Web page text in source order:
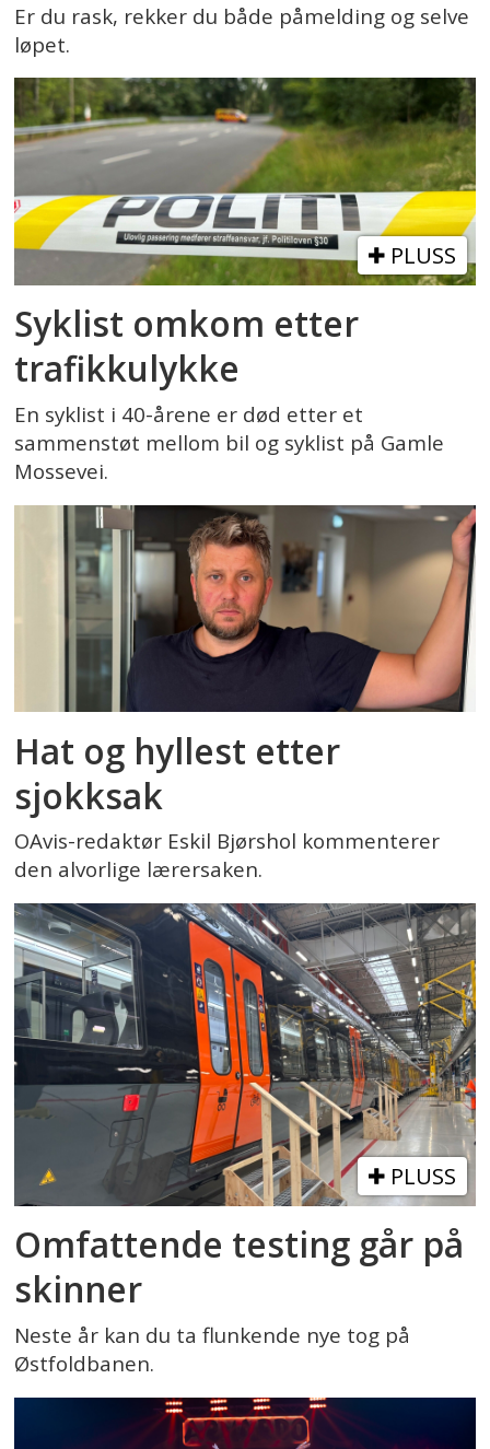
Er du rask, rekker du både påmelding og selve
løpet.
PLUSS
Syklist omkom etter
trafikkulykke
En syklist i 40-årene er død etter et
sammenstøt mellom bil og syklist på Gamle
Mossevei.
Hat og hyllest etter
sjokksak
OAvis-redaktør Eskil Bjørshol kommenterer
den alvorlige lærersaken.
PLUSS
Omfattende testing går på
skinner
Neste år kan du ta flunkende nye tog på
Østfoldbanen.